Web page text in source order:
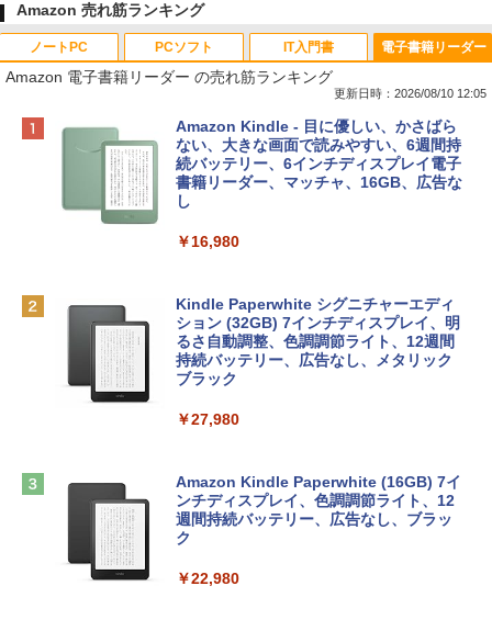
Amazon 売れ筋ランキング
ノートPC
Apple 2026 MacBook Neo A18 Proチッ
プ搭載13インチノートブック：AIとAppl
e Intelligenceのために設計、Liquid Ret
inaディスプレイ、8GBユニファイドメモ
リ、256GB SSDストレージ、1080p Fac
tomtoc 360°保護 15.6 16インチ パソコ
ンケース Dell NEC Lavie ASUS HP dyna
book Lenovo対応
ン 15-fd 15.6インチ 16GBメモリ 512GB
SSD インテル Core 5
￥129,800
PCソフト
Robloxギフトカード - 800 Robux 【限
定バーチャルアイテムを含む】 【オンラ
インゲームコード】 ロブロックス | オン
ラインコード版
定バーチャルアイテムを含む】 【オンラ
インゲームコード】 ロブロックス | オン
ラインコード版
￥3,200
インゲームコード】 ロブロックス |オン
ラインコード版
￥1,600
IT入門書
生成AIパスポート公式テキスト 第４版
￥1,766
￥1,292
非エンジニア 初心者 素人 でも安心 使い
めのAIコーディング入門シリーズ
￥99
AIイラスト表現辞典: 思い通りの絵を引き
電子書籍リーダー
Amazon 電子書籍リーダー の売れ筋ランキング
更新日時：2026/08/10 12:05
Amazon Kindle - 目に優しい、かさばら
ない、大きな画面で読みやすい、6週間持
続バッテリー、6インチディスプレイ電子
書籍リーダー、マッチャ、16GB、広告な
し
￥16,980
Kindle Paperwhite シグニチャーエディ
ション (32GB) 7インチディスプレイ、明
るさ自動調整、色調調節ライト、12週間
持続バッテリー、広告なし、メタリック
ブラック
￥27,980
Amazon Kindle Paperwhite (16GB) 7イ
ンチディスプレイ、色調調節ライト、12
週間持続バッテリー、広告なし、ブラッ
ク
￥22,980